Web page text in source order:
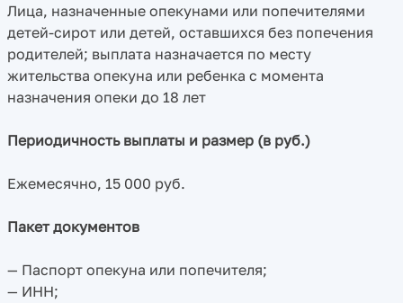
Лица, назначенные опекунами или попечителями
детей-сирот или детей, оставшихся без попечения
родителей; выплата назначается по месту
жительства опекуна или ребенка с момента
назначения опеки до 18 лет
Периодичность выплаты и размер (в руб.)
Ежемесячно, 15 000 руб.
Пакет документов
— Паспорт опекуна или попечителя;
— ИНН;